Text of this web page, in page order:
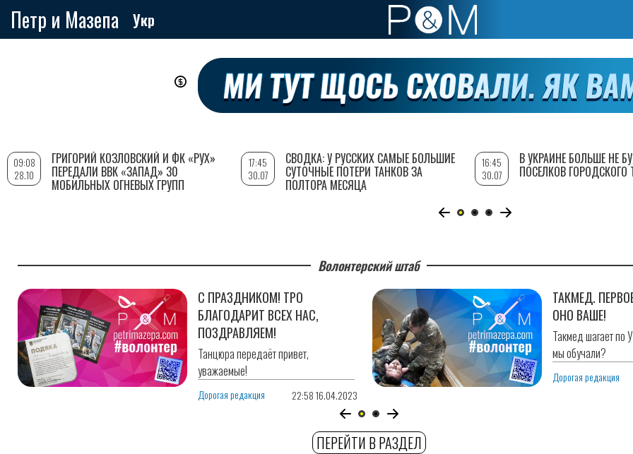
Петр и Мазепа Укр
Волонтерский штаб
С ПРАЗДНИКОМ! ТРО
БЛАГОДАРИТ ВСЕХ НАС,
ПОЗДРАВЛЯЕМ!
Танцюра передаёт привет,
уважаемые!
Дорогая редакция 22:58 16.04.2023
ТАКМЕД.
ОНО ВАШЕ!
Такмед шагает по
мы обучали?
Дорогая редакция
ПЕРЕЙТИ В РАЗДЕЛ
09:08
28.10
ГРИГОРИЙ КОЗЛОВСКИЙ И ФК «РУХ»
ПЕРЕДАЛИ ВВК «ЗАПАД» 30
МОБИЛЬНЫХ ОГНЕВЫХ ГРУПП
17:45
30.07
СВОДКА: У РУССКИХ САМЫЕ БОЛЬШИЕ
СУТОЧНЫЕ ПОТЕРИ ТАНКОВ ЗА
ПОЛТОРА МЕСЯЦА
16:45
30.07
В УКРАИНЕ БОЛЬШЕ НЕ
ПОСЕЛКОВ ГОРОДСКОГО